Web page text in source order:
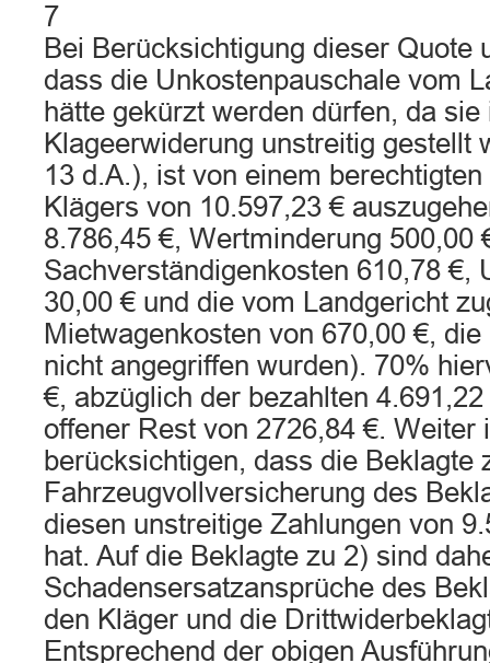
7
Bei Berücksichtigung dieser Quote
dass die Unkostenpauschale vom
hätte gekürzt werden dürfen, da sie
Klageerwiderung unstreitig gestellt
13 d.A.), ist von einem
Klägers von 10.597,23 €
8.786,45 €, Wertminderung 500,00
Sachverständigenkosten 610,78 €,
30,00 € und die vom Landgericht
Mietwagenkosten von 670,00 €,
nicht angegriffen wurden). 70%
€, abzüglich der bezahlten
offener Rest von 2726,84 €. Weiter
berücksichtigen, dass die Beklagte
Fahrzeugvollversicherung des
diesen unstreitige Zahlungen von
hat. Auf die Beklagte zu 2) sind
Schadensersatzansprüche des
den Kläger und die
Entsprechend der obigen